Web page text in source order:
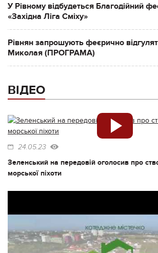
У Рівному відбудеться Благодійний
«Західна Ліга Сміху»
Рівнян запрошують феєрично
Миколая (ПРОГРАМА)
ВІДЕО
24.05.23
Зеленський на передовій оголосив про
морської піхоти